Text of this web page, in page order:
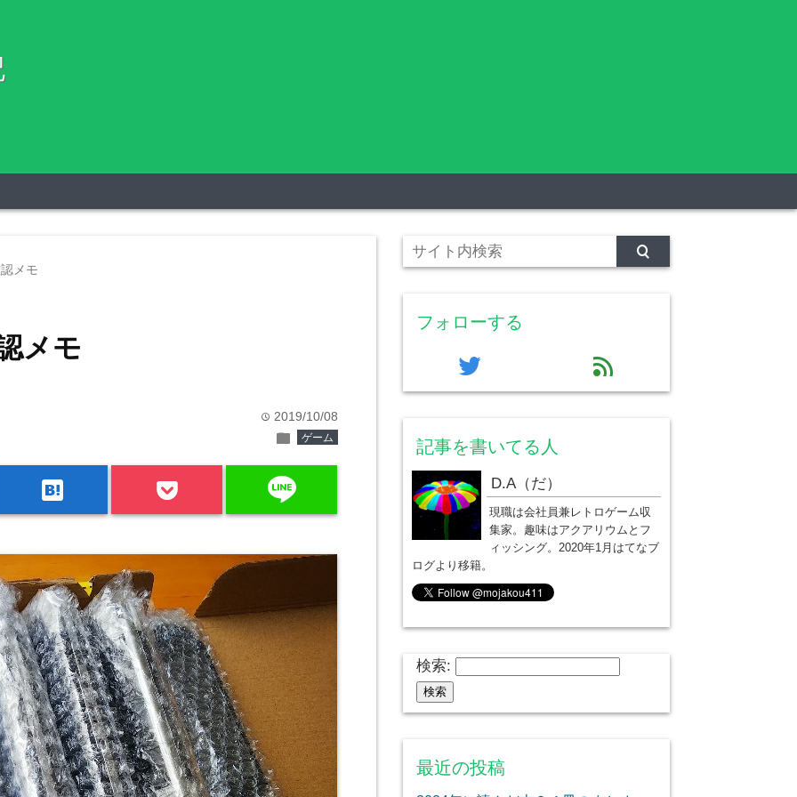
メモ
メモ
time 2019/10/08
folder ゲーム
hatenabookmark line
フォローする
twitter feed
記事を書いてる人
D.A（だ）
現職は会社員兼レトロゲーム収
集家。趣味はアクアリウムとフ
ィッシング。2020年1月はてなブ
ログより移籍。
検索:
最近の投稿